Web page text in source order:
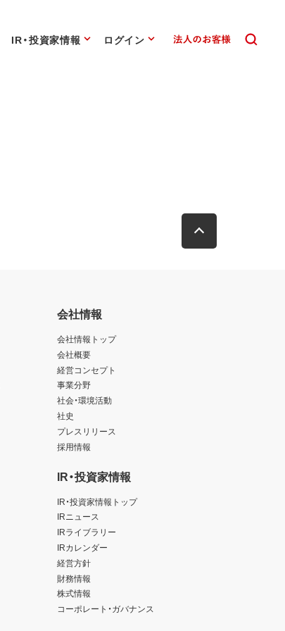
IR・投資家情報 ログイン
会社情報
会社情報トップ
会社概要
経営コンセプト
事業分野
社会・環境活動
社史
プレスリリース
採用情報
IR・投資家情報
IR・投資家情報トップ
IRニュース
IRライブラリー
IRカレンダー
経営方針
財務情報
株式情報
コーポレート・ガバナンス